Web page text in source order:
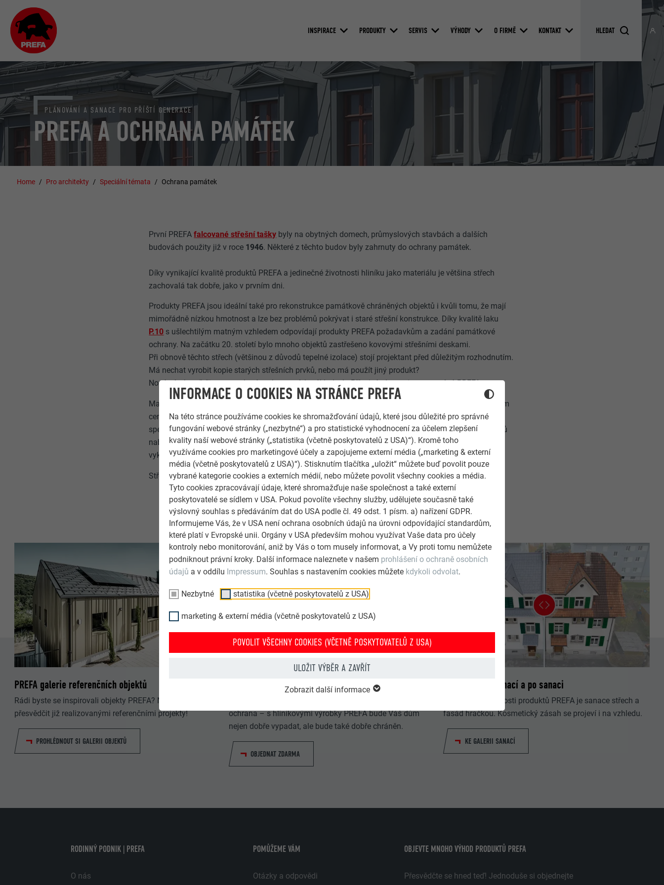
INFORMACE O COOKIES NA STRÁNCE PREFA
Na této stránce používáme cookies ke shromažďování údajů, které jsou důležité pro správné
fungování webové stránky („nezbytné“) a pro statistické vyhodnocení za účelem zlepšení
kvality naší webové stránky („statistika (včetně poskytovatelů z USA)“). Kromě toho
využíváme cookies pro marketingové účely a zapojujeme externí média („marketing & externí
média (včetně poskytovatelů z USA)“). Stisknutím tlačítka „uložit“ můžete buď povolit pouze
vybrané kategorie cookies a externích médií, nebo můžete povolit všechny cookies a média.
Tyto cookies zpracovávají údaje, které shromažďuje naše společnost a také externí
poskytovatelé se sídlem v USA. Pokud povolíte všechny služby, udělujete současně také
výslovný souhlas s předáváním dat do USA podle čl. 49 odst. 1 písm. a) nařízení GDPR.
Informujeme Vás, že v USA není ochrana osobních údajů na úrovni odpovídající standardům,
které platí v Evropské unii. Orgány v USA především mohou využívat Vaše data pro účely
kontroly nebo monitorování, aniž by Vás o tom musely informovat, a Vy proti tomu nemůžete
podniknout právní kroky. Další informace naleznete v našem prohlášení o ochraně osobních
údajů a v oddílu Impressum. Souhlas s nastavením cookies můžete kdykoli odvolat.
Nezbytné statistika (včetně poskytovatelů z USA)
marketing & externí média (včetně poskytovatelů z USA)
POVOLIT VŠECHNY COOKIES (VČETNĚ POSKYTOVATELŮ Z USA)
ULOŽIT VÝBĚR A ZAVŘÍT
Zobrazit další informace
INSPIRACE PRODUKTY SERVIS VÝHODY O FIRMĚ KONTAKT
PREFA A OCHRANA PAMÁTEK
PLÁNOVÁNÍ A SANACE PRO PŘÍŠTÍ GENERACE
Home Pro architekty Speciální témata Ochrana památek
První PREFAfalcované střešní tašky byly na obytných domech, průmyslových stavbách a dalších
budovách použity již v roce 1946. Některé z těchto budov byly zahrnuty do ochrany památek.
Díky vynikající kvalitě produktů PREFA a jedinečné životnosti hliníku jako materiálu je většina střech
zachovalá tak dobře, jako v prvním dni.
Produkty PREFA jsou ideální také pro rekonstrukce památkově chráněných objektů i kvůli tomu, že mají
mimořádně nízkou hmotnost a lze bez problémů pokrývat i staré střešní konstrukce. Díky kvalitě laku
P.10 s ušlechtilým matným vzhledem odpovídají produkty PREFA požadavkům a zadání památkové
ochrany. Na začátku 20. století bylo mnoho objektů zastřešeno kovovými střešními deskami.
Při obnově těchto střech (většinou z důvodů tepelné izolace) stojí projektant před důležitým rozhodnutím.
Má nechat vyrobit kopie starých střešních prvků, nebo má použít jiný produkt?
Nová výroba většinou ztroskotá na horentních nákladech. Příznivá alternativa se nazývá PREFA.
Maloformátové střešní prvky (zejména falcované střešní tašky, šindele a šablony) nabízejí projektantům
cenově výhodné a vzhledově přizpůsobené alternativní řešení. Kromě toho lze tyto produkty zušlechtit
speciálními vysoce kvalitními laky. Rozsáhlá paleta odstínů i možnost objednání individuálních odstínů
nabízí téměř neomezený prostor pro realizaci vizí. Střechy památkově chráněných objektů musí
vykazovatdlouhou životnost a musí být bezúdržbové.
Střešní produkty PREFA těmto požadavkům odpovídají.
PREFA galerie referenčních objektů
Rádi byste se inspirovali objekty PREFA? Nechte se
přesvědčit již realizovanými referenčními projekty!
PROHLÉDNOUT SI GALERII OBJEKTŮ
Objednat prospekty zdarma
ochrana – s hliníkovými výrobky PREFA bude Váš dům
nejen dobře vypadat, ale bude také dobře chráněn.
OBJEDNAT ZDARMA
Objekty před sanací a po sanaci
Díky nízké hmotnosti produktů PREFA je sanace střech a
fasád hračkou. Kosmetický zásah se projeví i na vzhledu.
KE GALERII SANACÍ
OBJEVTE MNOHO VÝHOD PRODUKTŮ PREFA
Přesvědčte se hned teď! Jednoduše si objednejte
RODINNÝ PODNIK | PREFA
O nás
POMŮŽEME VÁM
Otázky a odpovědi